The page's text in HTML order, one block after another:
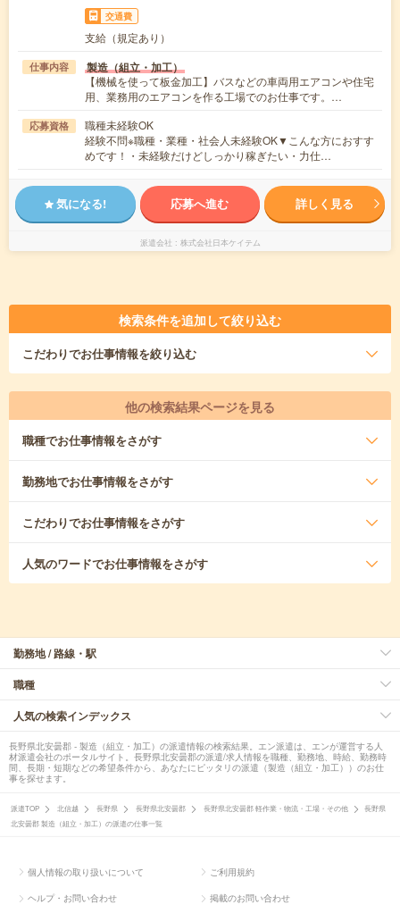
交通費
支給（規定あり）
仕事内容 製造（組立・加工）
【機械を使って板金加工】バスなどの車両用エアコンや住宅
用、業務用のエアコンを作る工場でのお仕事です。…
応募資格
職種未経験OK
経験不問※職種・業種・社会人未経験OK▼こんな方におすす
めです！・未経験だけどしっかり稼ぎたい・力仕…
気になる! 応募へ進む 詳しく見る
派遣会社 株式会社日本ケイテム
検索条件を追加して絞り込む
こだわりでお仕事情報を絞り込む
他の検索結果ページを見る
職種でお仕事情報をさがす
勤務地でお仕事情報をさがす
こだわりでお仕事情報をさがす
人気のワードでお仕事情報をさがす
勤務地 / 路線・駅
職種
人気の検索インデックス
長野県北安曇郡 - 製造（組立・加工）の派遣情報の検索結果。エン派遣は、エンが運営する人
材派遣会社のポータルサイト。長野県北安曇郡の派遣/求人情報を職種、勤務地、時給、勤務時
間、長期・短期などの希望条件から、あなたにピッタリの派遣（製造（組立・加工））のお仕
事を探せます。
派遣TOP 北信越 長野県 長野県北安曇郡 長野県北安曇郡 軽作業・物流・工場・その他
長野県
北安曇郡 製造（組立・加工）の派遣の仕事一覧
個人情報の取り扱いについて ご利用規約
ヘルプ・お問い合わせ 掲載のお問い合わせ